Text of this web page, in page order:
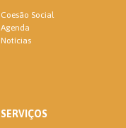
Coesão Social
Agenda
Notícias
SERVIÇOS